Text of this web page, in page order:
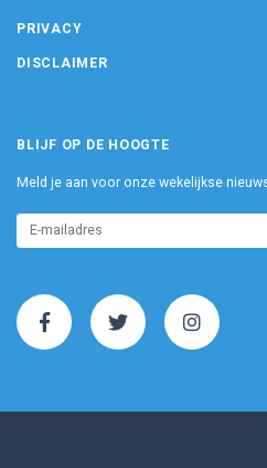
PRIVACY
DISCLAIMER
BLIJF OP DE HOOGTE
Meld je aan voor onze wekelijkse